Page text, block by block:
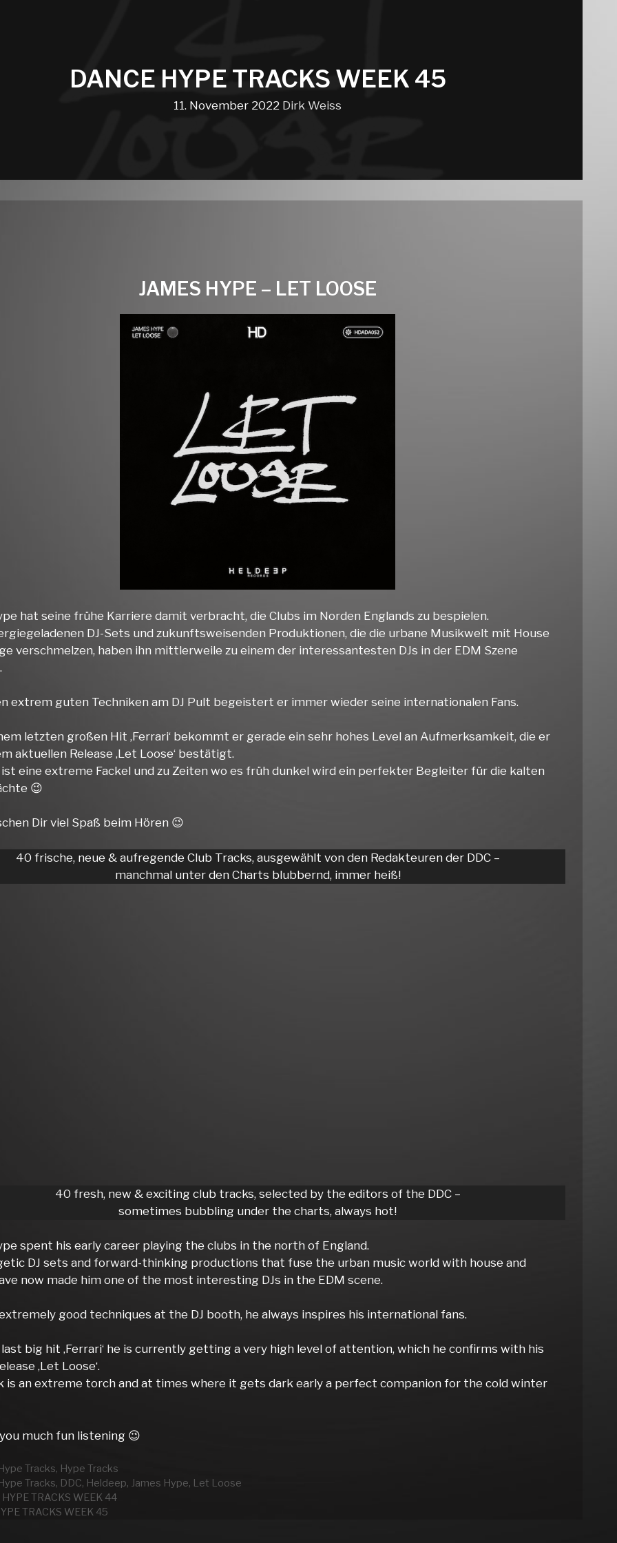
DANCE HYPE TRACKS WEEK 45
11. November 2022 Dirk Weiss
JAMES HYPE – LET LOOSE
hat seine frühe Karriere damit verbracht, die Clubs im Norden Englands zu bespielen.
DJ-Sets und zukunftsweisenden Produktionen, die die urbane Musikwelt mit House
verschmelzen, haben ihn mittlerweile zu einem der interessantesten DJs in der EDM Szene
extrem guten Techniken am DJ Pult begeistert er immer wieder seine internationalen Fans.
letzten großen Hit ‚Ferrari‘ bekommt er gerade ein sehr hohes Level an Aufmerksamkeit, die er
aktuellen Release ‚Let Loose‘ bestätigt.
eine extreme Fackel und zu Zeiten wo es früh dunkel wird ein perfekter Begleiter für die kalten
😉
Dir viel Spaß beim Hören 😉
40 frische, neue & aufregende Club Tracks, ausgewählt von den Redakteuren der DDC –
manchmal unter den Charts blubbernd, immer heiß!
40 fresh, new & exciting club tracks, selected by the editors of the DDC –
sometimes bubbling under the charts, always hot!
spent his early career playing the clubs in the north of England.
DJ sets and forward-thinking productions that fuse the urban music world with house and
now made him one of the most interesting DJs in the EDM scene.
good techniques at the DJ booth, he always inspires his international fans.
big hit ‚Ferrari‘ he is currently getting a very high level of attention, which he confirms with his
‚Let Loose‘.
is an extreme torch and at times where it gets dark early a perfect companion for the cold winter
much fun listening 😉
Tracks, Hype Tracks
Tracks, DDC, Heldeep, James Hype, Let Loose
HYPE TRACKS WEEK 44
TRACKS WEEK 45